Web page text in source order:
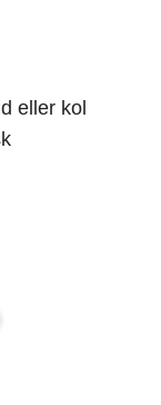
eller kol